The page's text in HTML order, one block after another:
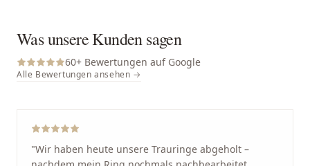
Was unsere Kunden sagen
60+ Bewertungen auf Google
Alle Bewertungen ansehen →
"Wir haben heute unsere Trauringe abgeholt –